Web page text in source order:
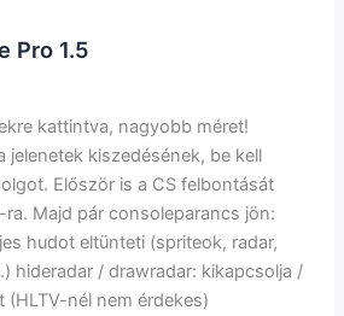
Pro 1.5
kattintva, nagyobb méret!
jelenetek kiszedésének, be kell
Először is a CS felbontását
Majd pár consoleparancs jön:
hudot eltünteti (spriteok, radar,
hideradar / drawradar: kikapcsolja /
(HLTV-nél nem érdekes)